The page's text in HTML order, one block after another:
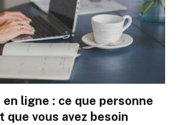
en ligne : ce que personne
que vous avez besoin